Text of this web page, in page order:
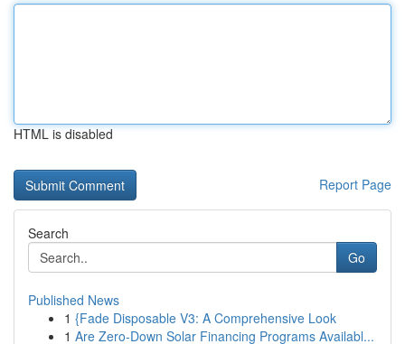
HTML is disabled
Report Page
Search
Go
Published News
1 {Fade Disposable V3: A Comprehensive Look
1 Are Zero-Down Solar Financing Programs Availabl...